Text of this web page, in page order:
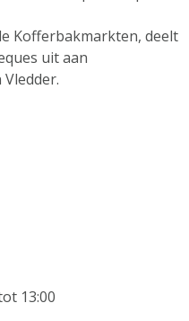
Kofferbakmarkten, deelt
uit aan
13:00